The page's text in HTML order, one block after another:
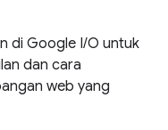
di Google I / O untuk
dan cara
web yang